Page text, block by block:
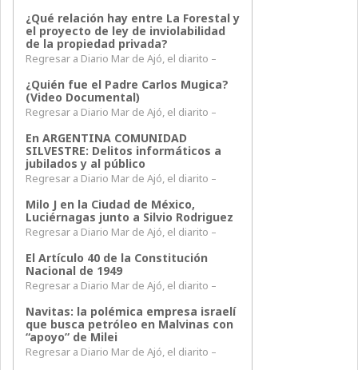
¿Qué relación hay entre La Forestal y
el proyecto de ley de inviolabilidad
de la propiedad privada?
Regresar a Diario Mar de Ajó, el diarito –
¿Quién fue el Padre Carlos Mugica?
(Video Documental)
Regresar a Diario Mar de Ajó, el diarito –
En ARGENTINA COMUNIDAD
SILVESTRE: Delitos informáticos a
jubilados y al público
Regresar a Diario Mar de Ajó, el diarito –
Milo J en la Ciudad de México,
Luciérnagas junto a Silvio Rodriguez
Regresar a Diario Mar de Ajó, el diarito –
El Artículo 40 de la Constitución
Nacional de 1949
Regresar a Diario Mar de Ajó, el diarito –
Navitas: la polémica empresa israelí
que busca petróleo en Malvinas con
“apoyo” de Milei
Regresar a Diario Mar de Ajó, el diarito –